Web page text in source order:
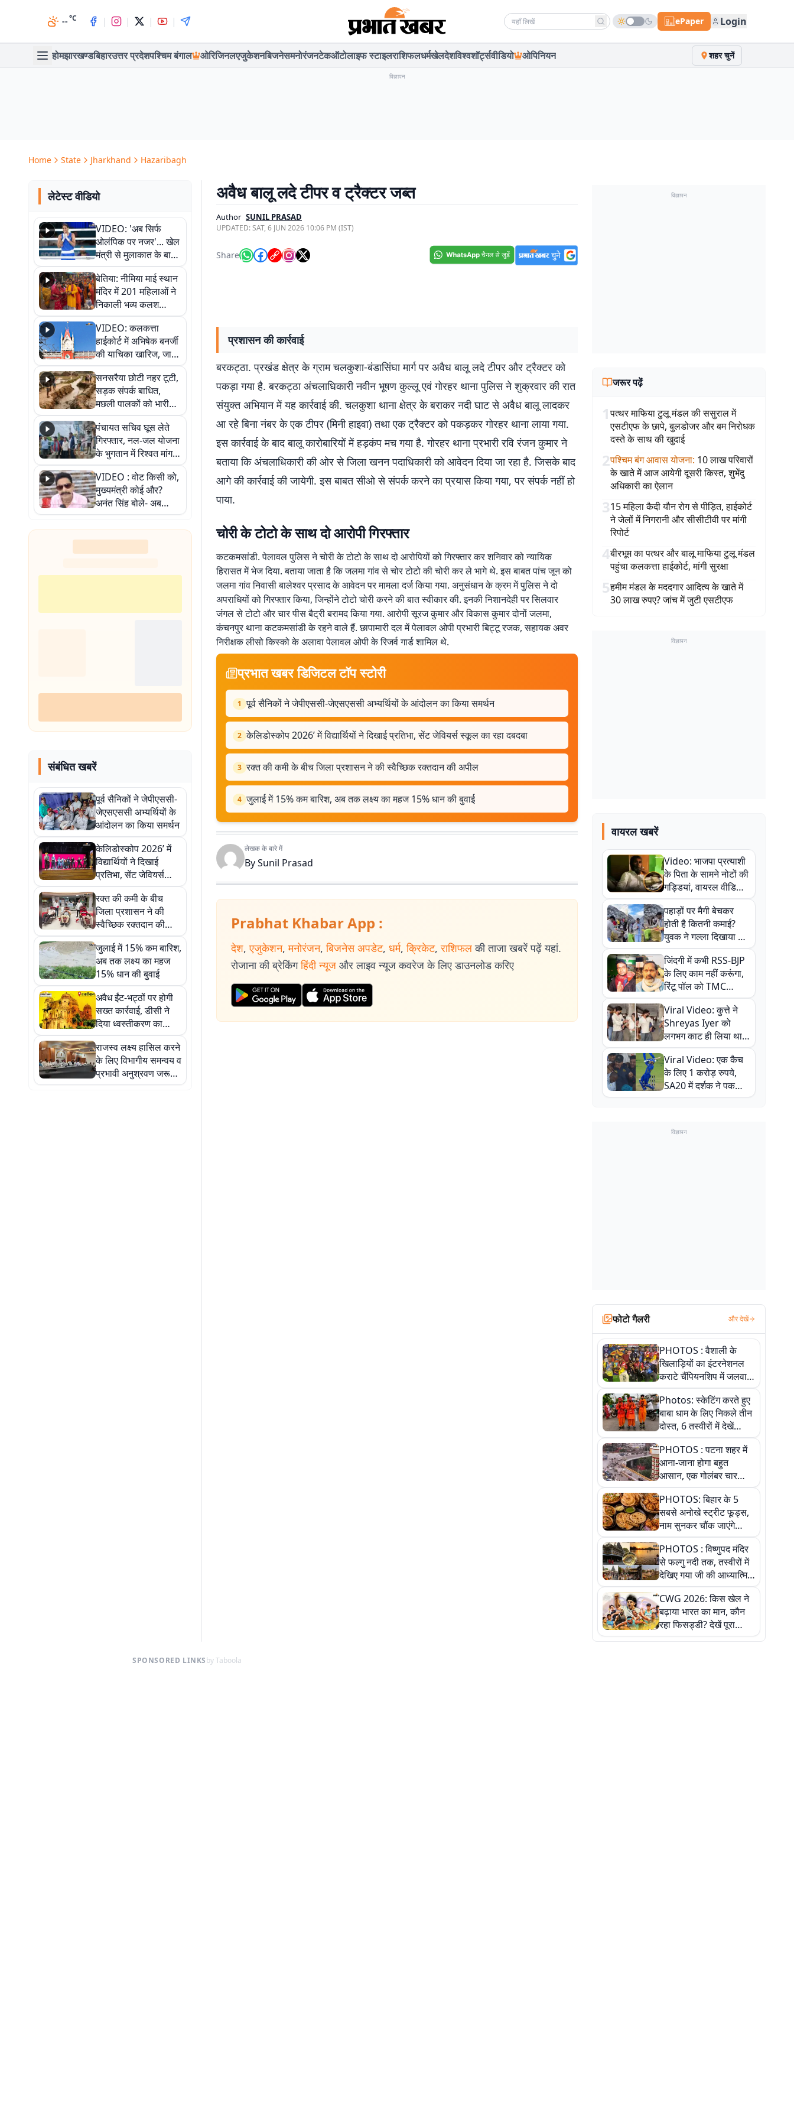
--°C | | | | Search news ePaper Login
होमझारखण्डबिहारउत्तर प्रदेशपश्चिम बंगाल ओरिजिनलएजुकेशनबिजनेसमनोरंजनटेकऑटोलाइफ स्टाइलराशिफलधर्मखेलदेशविश्वशॉर्ट्सवीडियो ओपिनियन शहर चुनें
विज्ञापन
Home State Jharkhand Hazaribagh
लेटेस्ट वीडियो
VIDEO: 'अब सिर्फ
ओलंपिक पर नजर'... खेल
मंत्री से मुलाकात के बाद
जैसमीन लंबोरिया का बड़ा
बयान
बेतिया: नीमिया माई स्थान
मंदिर में 201 महिलाओं ने
निकाली भव्य कलश
शोभायात्रा, शिवलिंग
प्राण-प्रतिष्ठा महोत्सव
शुरू
VIDEO: कलकत्ता
हाईकोर्ट में अभिषेक बनर्जी
की याचिका खारिज, जानें
क्या है पूरा मामला
सनसरैया छोटी नहर टूटी,
सड़क संपर्क बाधित,
मछली पालकों को भारी
नुकसान
पंचायत सचिव घूस लेते
गिरफ्तार, नल-जल योजना
के भुगतान में रिश्वत मांगना
पड़ा भारी
VIDEO : वोट किसी को,
मुख्यमंत्री कोई और?
अनंत सिंह बोले- अब
जनता हर चुनाव में देगी
जवाब
संबंधित खबरें
पूर्व सैनिकों ने जेपीएससी-
जेएसएससी अभ्यर्थियों के
आंदोलन का किया समर्थन
केलिडोस्कोप 2026’ में
विद्यार्थियों ने दिखाई
प्रतिभा, सेंट जेवियर्स
स्कूल का रहा दबदबा
रक्त की कमी के बीच
जिला प्रशासन ने की
स्वैच्छिक रक्तदान की
अपील
जुलाई में 15% कम बारिश,
अब तक लक्ष्य का महज
15% धान की बुवाई
अवैध ईंट-भट्ठों पर होगी
सख्त कार्रवाई, डीसी ने
दिया ध्वस्तीकरण का
निर्देश
राजस्व लक्ष्य हासिल करने
के लिए विभागीय समन्वय व
प्रभावी अनुश्रवण जरूरी :
आयुक्त
अवैध बालू लदे टीपर व ट्रैक्टर जब्त
Author SUNIL PRASAD
UPDATED:SAT, 6 JUN 2026 10:06 PM (IST)
Share
प्रशासन की कार्रवाई
बरकट्ठा. प्रखंड क्षेत्र के ग्राम चलकुशा-बंडासिंघा मार्ग पर अवैध बालू लदे टीपर और ट्रैक्टर को
पकड़ा गया है. बरकट्ठा अंचलाधिकारी नवीन भूषण कुल्लू एवं गोरहर थाना पुलिस ने शुक्रवार की रात
संयुक्त अभियान में यह कार्रवाई की. चलकुशा थाना क्षेत्र के बराकर नदी घाट से अवैध बालू लादकर
आ रहे बिना नंबर के एक टीपर (मिनी हाइवा) तथा एक ट्रैक्टर को पकड़कर गोरहर थाना लाया गया.
इस कार्रवाई के बाद बालू कारोबारियों में हड़कंप मच गया है. गोरहर थाना प्रभारी रवि रंजन कुमार ने
बताया कि अंचलाधिकारी की ओर से जिला खनन पदाधिकारी को आवेदन दिया जा रहा है. जिसके बाद
आगे की कार्रवाई की जायेगी. इस बाबत सीओ से संपर्क करने का प्रयास किया गया, पर संपर्क नहीं हो
पाया.
चोरी के टोटो के साथ दो आरोपी गिरफ्तार
कटकमसांडी. पेलावल पुलिस ने चोरी के टोटो के साथ दो आरोपियों को गिरफ्तार कर शनिवार को न्यायिक
हिरासत में भेज दिया. बताया जाता है कि जलमा गांव से चोर टोटो की चोरी कर ले भागे थे. इस बाबत पांच जून को
जलमा गांव निवासी बालेश्वर प्रसाद के आवेदन पर मामला दर्ज किया गया. अनुसंधान के क्रम में पुलिस ने दो
अपराधियों को गिरफ्तार किया, जिन्होंने टोटो चोरी करने की बात स्वीकार की. इनकी निशानदेही पर सिलवार
जंगल से टोटो और चार पीस बैट्री बरामद किया गया. आरोपी सूरज कुमार और विकास कुमार दोनों जलमा,
कंचनपुर थाना कटकमसांडी के रहने वाले हैं. छापामारी दल में पेलावल ओपी प्रभारी बिट्टू रजक, सहायक अवर
निरीक्षक लीसो किस्को के अलावा पेलावल ओपी के रिजर्व गार्ड शामिल थे.
प्रभात खबर डिजिटल टॉप स्टोरी
1 पूर्व सैनिकों ने जेपीएससी-जेएसएससी अभ्यर्थियों के आंदोलन का किया समर्थन
2 केलिडोस्कोप 2026’ में विद्यार्थियों ने दिखाई प्रतिभा, सेंट जेवियर्स स्कूल का रहा दबदबा
3 रक्त की कमी के बीच जिला प्रशासन ने की स्वैच्छिक रक्तदान की अपील
4 जुलाई में 15% कम बारिश, अब तक लक्ष्य का महज 15% धान की बुवाई
लेखक के बारे में
BySunil Prasad
Prabhat Khabar App :
देश, एजुकेशन, मनोरंजन, बिजनेस अपडेट, धर्म, क्रिकेट, राशिफल की ताजा खबरें पढ़ें यहां.
रोजाना की ब्रेकिंग हिंदी न्यूज और लाइव न्यूज कवरेज के लिए डाउनलोड करिए
विज्ञापन
जरूर पढ़ें
1पत्थर माफिया टुलू मंडल की ससुराल में
एसटीएफ के छापे, बुलडोजर और बम निरोधक
दस्ते के साथ की खुदाई
2पश्चिम बंग आवास योजना: 10 लाख परिवारों
के खाते में आज आयेगी दूसरी किस्त, शुभेंदु
अधिकारी का ऐलान
315 महिला कैदी यौन रोग से पीड़ित, हाईकोर्ट
ने जेलों में निगरानी और सीसीटीवी पर मांगी
रिपोर्ट
4बीरभूम का पत्थर और बालू माफिया टुलू मंडल
पहुंचा कलकत्ता हाईकोर्ट, मांगी सुरक्षा
5हमीम मंडल के मददगार आदित्य के खाते में
30 लाख रुपए? जांच में जुटी एसटीएफ
विज्ञापन
वायरल खबरें
Video: भाजपा प्रत्याशी
के पिता के सामने नोटों की
गड्डियां, वायरल वीडियो
से राजनीति में उबाल,
अजित महतो बोले- TMC
की गंदी चाल
पहाड़ों पर मैगी बेचकर
होती है कितनी कमाई?
युवक ने गल्ला दिखाया तो
नौकरी वालों के खड़े हो गए
कान
जिंदगी में कभी RSS-BJP
के लिए काम नहीं करूंगा,
रिंटू पॉल को TMC
ऑफिस में ले जाकर पीटा,
Video वायरल
Viral Video: कुत्ते ने
Shreyas Iyer को
लगभग काट ही लिया था,
न्यूजीलैंड सीरीज से पहले
बाल-बाल बचे
Viral Video: एक कैच
के लिए 1 करोड़ रुपये,
SA20 में दर्शक ने पकड़ा
एक हाथ से गजब का कैच
विज्ञापन
फोटो गैलरी और देखें
PHOTOS : वैशाली के
खिलाड़ियों का इंटरनेशनल
कराटे चैंपियनशिप में जलवा,
जीते 9 पदक, पांच तस्वीर से
देखिए पूरा खेल
Photos: स्केटिंग करते हुए
बाबा धाम के लिए निकले तीन
दोस्त, 6 तस्वीरों में देखें
आस्था और जुनून की कहानी
PHOTOS : पटना शहर में
आना-जाना होगा बहुत
आसान, एक गोलंबर चार
फ्लाईओवर को जोड़ेगा
PHOTOS: बिहार के 5
सबसे अनोखे स्ट्रीट फूड्स,
नाम सुनकर चौंक जाएंगे
लेकिन स्वाद ऐसा कि बार-बार
खाने का करेगा मन
PHOTOS : विष्णुपद मंदिर
से फल्गु नदी तक, तस्वीरों में
देखिए गया जी की आध्यात्मिक
पहचान
CWG 2026: किस खेल ने
बढ़ाया भारत का मान, कौन
रहा फिसड्डी? देखें पूरा
रिपोर्ट कार्ड
SPONSORED LINKSby Taboola